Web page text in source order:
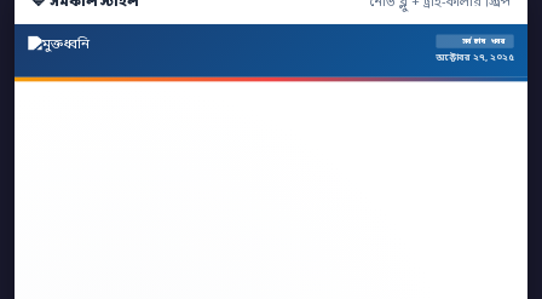
সর্বশেষ খবর
অক্টোবর ২৭, ২০২৫